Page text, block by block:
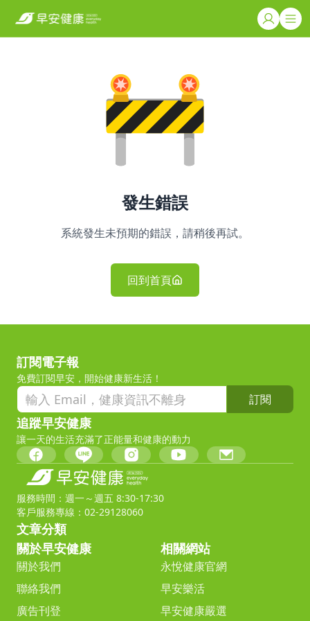
發生錯誤
系統發生未預期的錯誤，請稍後再試。
回到首頁
訂閱電子報
免費訂閱早安，開始健康新生活！
訂閱
追蹤早安健康
讓一天的生活充滿了正能量和健康的動力
服務時間：週一～週五 8:30-17:30
客戶服務專線：02-29128060
文章分類
關於早安健康
關於我們
聯絡我們
廣告刊登
相關網站
永悅健康官網
早安樂活
早安健康嚴選